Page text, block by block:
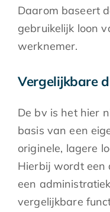
Daarom baseert
gebruikelijk loon
werknemer.
Vergelijkbare
De bv is het hier
basis van een
originele, lagere
Hierbij wordt een
een
vergelijkbare